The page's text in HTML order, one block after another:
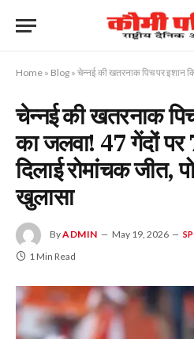
Home » Blog » चेन्नई की खतरनाक पिच पर इशान किशन का जलवा! 47 गेंदों
चेन्नई की खतरनाक
का जलवा! 47 गेंदों
दिलाई रोमांचक जीत,
खुलासा
ByADMIN May 19, 2026
1 Min Read